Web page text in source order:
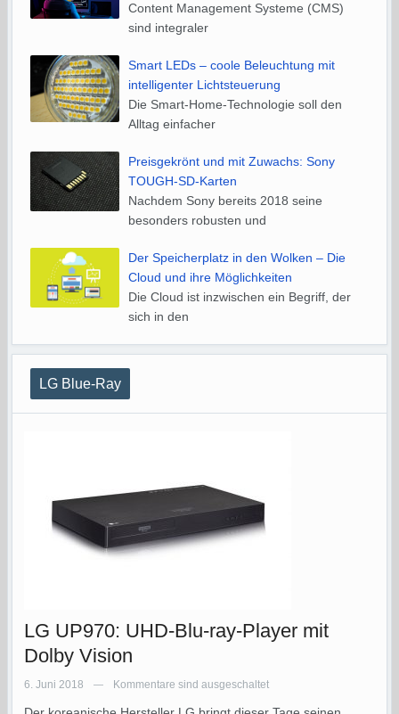
Content Management Systeme (CMS)
sind integraler
Smart LEDs – coole Beleuchtung mit
intelligenter Lichtsteuerung
Die Smart-Home-Technologie soll den
Alltag einfacher
Preisgekrönt und mit Zuwachs: Sony
TOUGH-SD-Karten
Nachdem Sony bereits 2018 seine
besonders robusten und
Der Speicherplatz in den Wolken – Die
Cloud und ihre Möglichkeiten
Die Cloud ist inzwischen ein Begriff, der
sich in den
LG Blue-Ray
LG UP970: UHD-Blu-ray-Player mit
Dolby Vision
6. Juni 2018 — Kommentare sind ausgeschaltet